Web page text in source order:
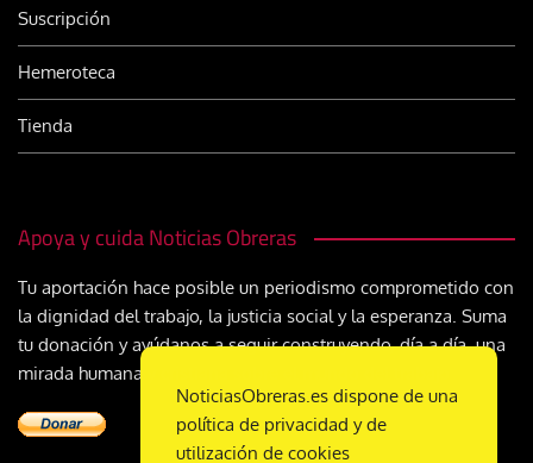
Suscripción
Hemeroteca
Tienda
Apoya y cuida Noticias Obreras
Tu aportación hace posible un periodismo comprometido con
la dignidad del trabajo, la justicia social y la esperanza. Suma
tu donación y ayúdanos a seguir construyendo, día a día, una
mirada humana y cristiana sobre el mundo del trabajo
NoticiasObreras.es dispone de una
política de privacidad y de
utilización de cookies